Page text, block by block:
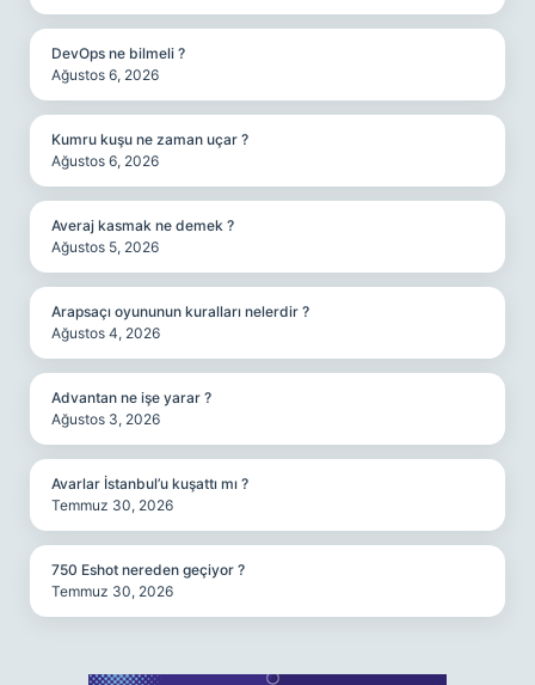
DevOps ne bilmeli ?
Ağustos 6, 2026
Kumru kuşu ne zaman uçar ?
Ağustos 6, 2026
Averaj kasmak ne demek ?
Ağustos 5, 2026
Arapsaçı oyununun kuralları nelerdir ?
Ağustos 4, 2026
Advantan ne işe yarar ?
Ağustos 3, 2026
Avarlar İstanbul’u kuşattı mı ?
Temmuz 30, 2026
750 Eshot nereden geçiyor ?
Temmuz 30, 2026